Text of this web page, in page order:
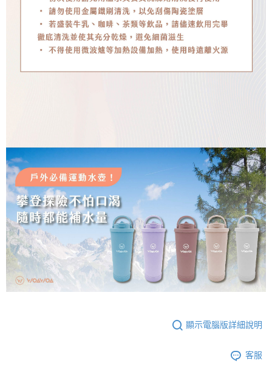
顯示電腦版詳細說明
客服